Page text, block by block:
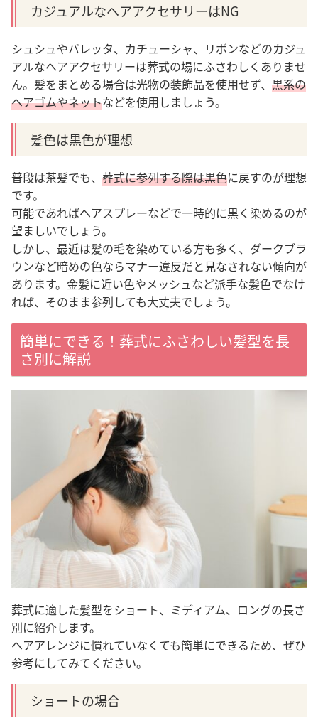
カジュアルなヘアアクセサリーはNG
シュシュやバレッタ、カチューシャ、リボンなどのカジュ
アルなヘアアクセサリーは葬式の場にふさわしくありませ
ん。髪をまとめる場合は光物の装飾品を使用せず、 黒系の
ヘアゴムやネットなどを使用しましょう。
髪色は黒色が理想
普段は茶髪でも、 葬式に参列する際は黒色に戻すのが理想
です。
可能であればヘアスプレーなどで一時的に黒く染めるのが
望ましいでしょう。
しかし、最近は髪の毛を染めている方も多く、ダークブラ
ウンなど暗めの色ならマナー違反だと見なされない傾向が
あります。金髪に近い色やメッシュなど派手な髪色でなけ
れば、そのまま参列しても大丈夫でしょう。
簡単にできる！葬式にふさわしい髪型を長
さ別に解説
葬式に適した髪型をショート、ミディアム、ロングの長さ
別に紹介します。
ヘアアレンジに慣れていなくても簡単にできるため、ぜひ
参考にしてみてください。
ショートの場合